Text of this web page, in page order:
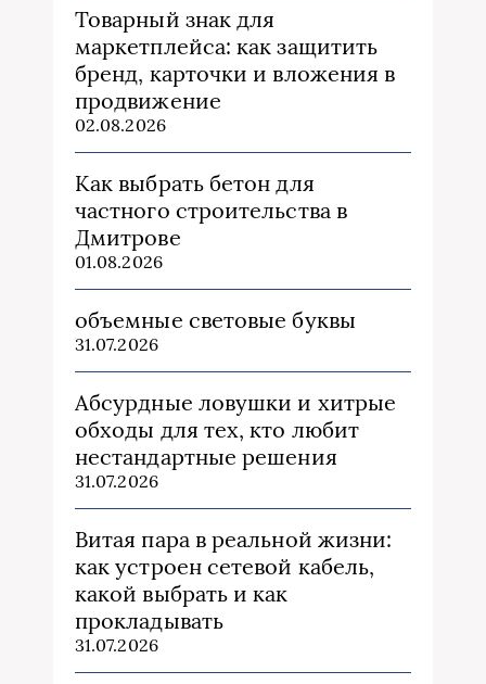
Товарный знак для
маркетплейса: как защитить
бренд, карточки и вложения в
продвижение
02.08.2026
Как выбрать бетон для
частного строительства в
Дмитрове
01.08.2026
объемные световые буквы
31.07.2026
Абсурдные ловушки и хитрые
обходы для тех, кто любит
нестандартные решения
31.07.2026
Витая пара в реальной жизни:
как устроен сетевой кабель,
какой выбрать и как
прокладывать
31.07.2026